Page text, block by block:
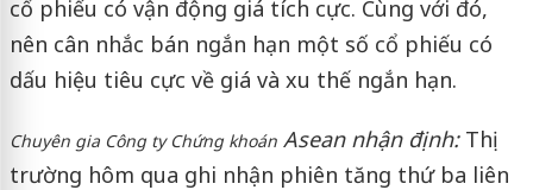
cổ phiếu có vận động giá tích cực. Cùng với đó,
nên cân nhắc bán ngắn hạn một số cổ phiếu có
dấu hiệu tiêu cực về giá và xu thế ngắn hạn.
Chuyên gia Công ty Chứng khoánAsean nhận định: Thị
trường hôm qua ghi nhận phiên tăng thứ ba liên